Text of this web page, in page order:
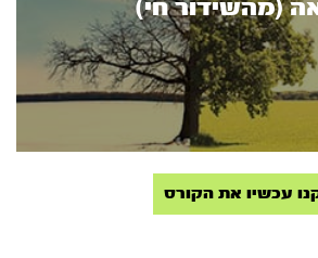
(מהשידור חי)
עכשיו את הקורס